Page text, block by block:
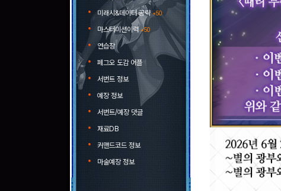
미래시&데이터 공략+50
마스터미션이력 +50
연습장
페그오 도감 어플
서번트 정보
예장 정보
서번트/예장 댓글
재료DB
커맨드코드 정보
마술예장 정보